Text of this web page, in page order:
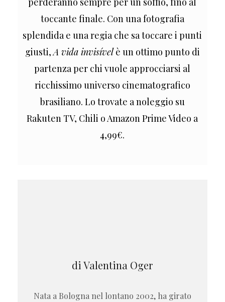
toccante finale. Con una fotografia
splendida e una regia che sa toccare i punti
giusti,A vida invisívelè un ottimo punto di
partenza per chi vuole approcciarsi al
ricchissimo universo cinematografico
brasiliano. Lo trovate a noleggio su
Rakuten TV, Chili o Amazon Prime Video a
4,99€.
di Valentina Oger
Nata a Bologna nel lontano 2002, ha girato